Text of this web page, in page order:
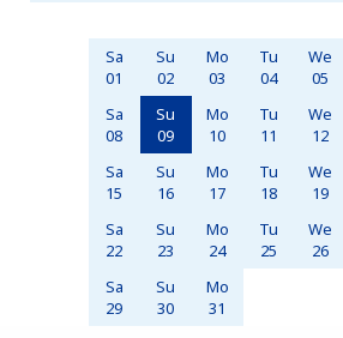
Sa
01
Su
02
Mo
03
Tu
04
We
05
Sa
08
Su
09
Mo
10
Tu
11
We
12
Sa
15
Su
16
Mo
17
Tu
18
We
19
Sa
22
Su
23
Mo
24
Tu
25
We
26
Sa
29
Su
30
Mo
31